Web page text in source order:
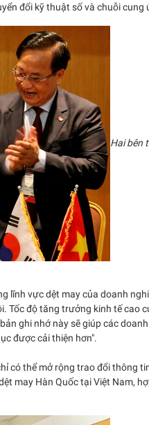
đổi kỹ thuật số và chuỗi cung
Hai bên
lĩnh vực dệt may của doanh
Tốc độ tăng trưởng kinh tế cao
ghi nhớ này sẽ giúp các
được cải thiện hơn".
có thể mở rộng trao đổi thông
may Hàn Quốc tại Việt Nam,